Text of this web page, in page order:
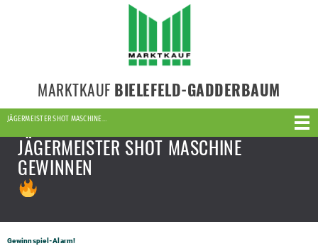
MARKTKAUF BIELEFELD-GADDERBAUM
JÄGERMEISTER SHOT MASCHINE…
JÄGERMEISTER SHOT MASCHINE
GEWINNEN
Gewinnspiel-Alarm!